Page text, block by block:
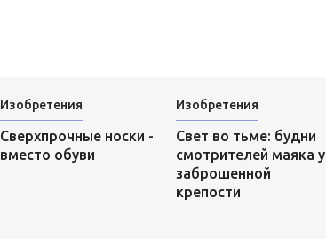
Изобретения
Сверхпрочные носки -
вместо обуви
Изобретения
Свет во тьме: будни
смотрителей маяка у
заброшенной
крепости